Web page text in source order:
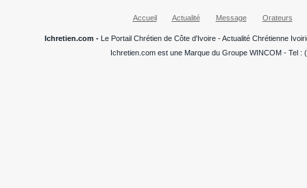
Accueil Actualité Message Orateurs
Ichretien.com - Le Portail Chrétien de Côte d'Ivoire - Actualité Chrétienne
Ichretien.com est une Marque du Groupe WINCOM - Tel :